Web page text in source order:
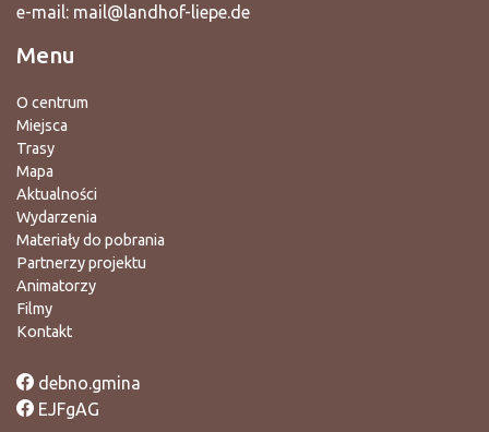
e-mail: mail@landhof-liepe.de
Menu
O centrum
Miejsca
Trasy
Mapa
Aktualności
Wydarzenia
Materiały do pobrania
Partnerzy projektu
Animatorzy
Filmy
Kontakt
debno.gmina
EJFgAG